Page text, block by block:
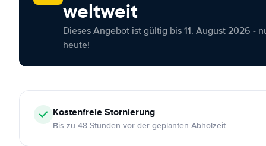
weltweit
Dieses Angebot ist gültig bis 11. August 2026 -
heute!
KostenfreieStornierung
Bis zu 48 Stunden vor der geplanten Abholzeit